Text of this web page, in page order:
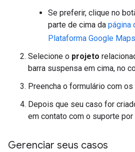
Se preferir, clique no
parte de cima da página
Plataforma Google Maps
Selecione o projeto
barra suspensa em cima, no
Preencha o formulário com
Depois que seu caso for
em contato com o suporte por
Gerenciar seus casos